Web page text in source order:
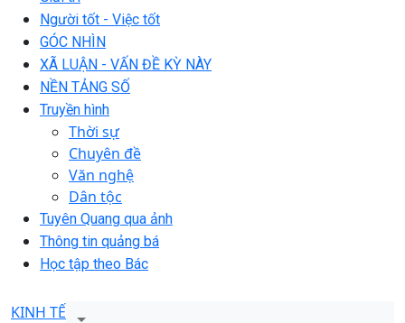
Người tốt - Việc tốt
GÓC NHÌN
XÃ LUẬN - VẤN ĐỀ KỲ NÀY
NỀN TẢNG SỐ
Truyền hình
Thời sự
Chuyên đề
Văn nghệ
Dân tộc
Tuyên Quang qua ảnh
Thông tin quảng bá
Học tập theo Bác
KINH TẾ